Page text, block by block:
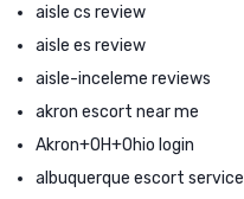
aisle cs review
aisle es review
aisle-inceleme reviews
akron escort near me
Akron+OH+Ohio login
albuquerque escort service